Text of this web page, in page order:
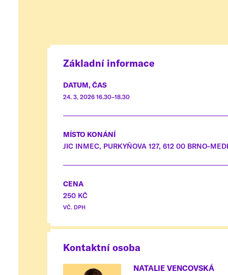
Základní informace
DATUM, ČAS
24. 3. 2026 16.30–18.30
MÍSTO KONÁNÍ
JIC INMEC, PURKYŇOVA 127, 612 00 BRNO-
CENA
250 KČ
VČ. DPH
Kontaktní osoba
NATALIE VENCOVSKÁ